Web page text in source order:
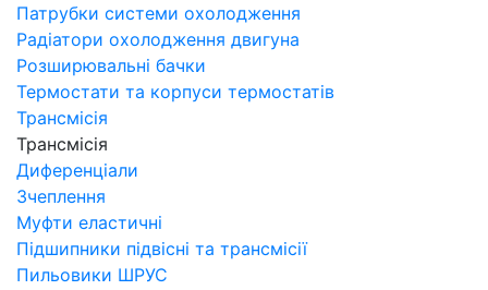
Патрубки системи охолодження
Радіатори охолодження двигуна
Розширювальні бачки
Термостати та корпуси термостатів
Трансмісія
Трансмісія
Диференціали
Зчеплення
Муфти еластичні
Підшипники підвісні та трансмісії
Пильовики ШРУС